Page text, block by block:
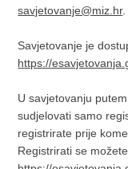
savjetovanje@miz.hr.
Savjetovanje je
https://
U savjetovanju
sudjelovati samo
registrirate prije
Registrirati se